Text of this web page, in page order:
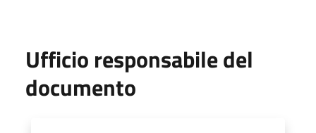
Ufficio responsabile del
documento